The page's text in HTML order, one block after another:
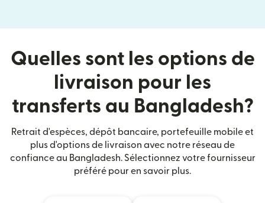
Quelles sont les options de
livraison pour les
transferts au Bangladesh?
Retrait d'espèces, dépôt bancaire, portefeuille mobile et
plus d'options de livraison avec notre réseau de
confiance au Bangladesh. Sélectionnez votre fournisseur
préféré pour en savoir plus.